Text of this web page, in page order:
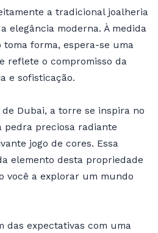
a tradicional joalheria
elegância moderna. À medida
forma, espera-se uma
reflete o compromisso da
e sofisticação.
de Dubai, a torre se inspira no
pedra preciosa radiante
jogo de cores. Essa
elemento desta propriedade
você a explorar um mundo
das expectativas com uma